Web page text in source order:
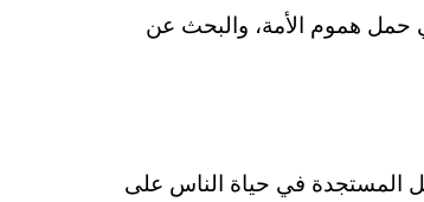
حمل هموم الأمة، والبحث عن
المستجدة في حياة الناس على